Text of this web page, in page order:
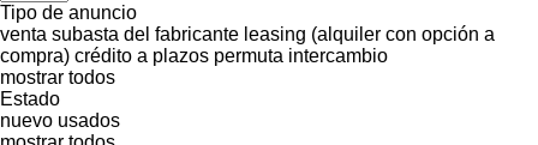
Tipo de anuncio
venta subasta del fabricante leasing (alquiler con opción a
compra) crédito a plazos permuta intercambio
mostrar todos
Estado
nuevo usados